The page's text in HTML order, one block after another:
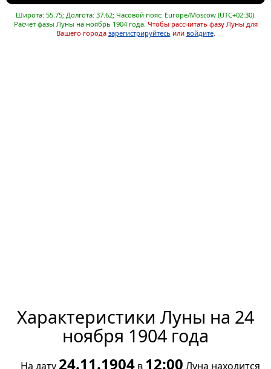
Широта: 55.75; Долгота: 37.62; Часовой пояс: Europe/Moscow (UTC+02:30).
Расчет фазы Луны на ноябрь 1904 года. Чтобы рассчитать фазу Луны для
Вашего города зарегистрируйтесь или войдите.
Характеристики Луны на 24
ноября 1904 года
На дату 24.11.1904 в 12:00 Луна находится